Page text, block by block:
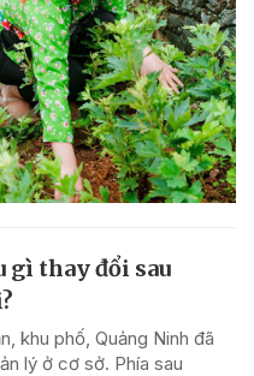
gì thay đổi sau
khu phố, Quảng Ninh đã
lý ở cơ sở. Phía sau